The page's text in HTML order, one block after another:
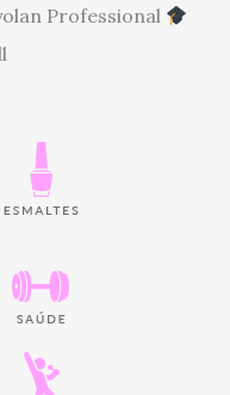
Professional